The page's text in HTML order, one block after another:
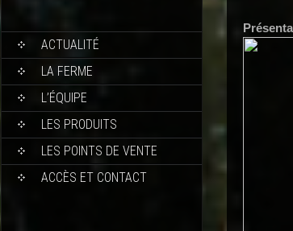
ACTUALITÉ
LA FERME
L’ÉQUIPE
LES PRODUITS
LES POINTS DE VENTE
ACCÈS ET CONTACT